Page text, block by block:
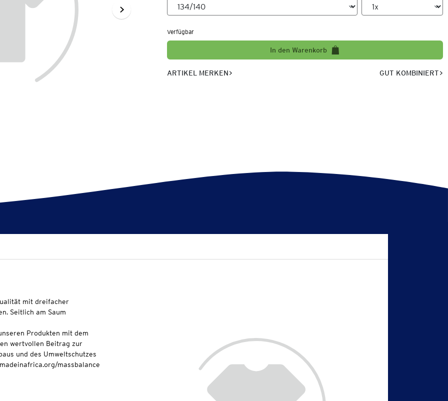
Verfügbar
In den Warenkorb
ARTIKEL MERKEN GUT KOMBINIERT
mit dreifacher
Seitlich am Saum
Produkten mit dem
wertvollen Beitrag zur
und des Umweltschutzes
massbalance